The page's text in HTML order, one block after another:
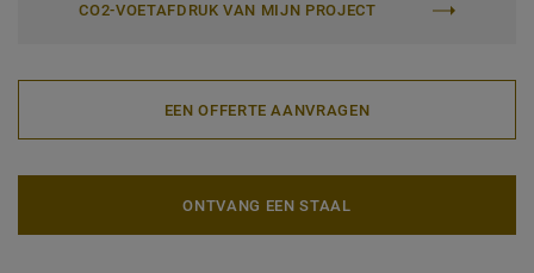
CO2-VOETAFDRUK VAN MIJN PROJECT
EEN OFFERTE AANVRAGEN
ONTVANG EEN STAAL